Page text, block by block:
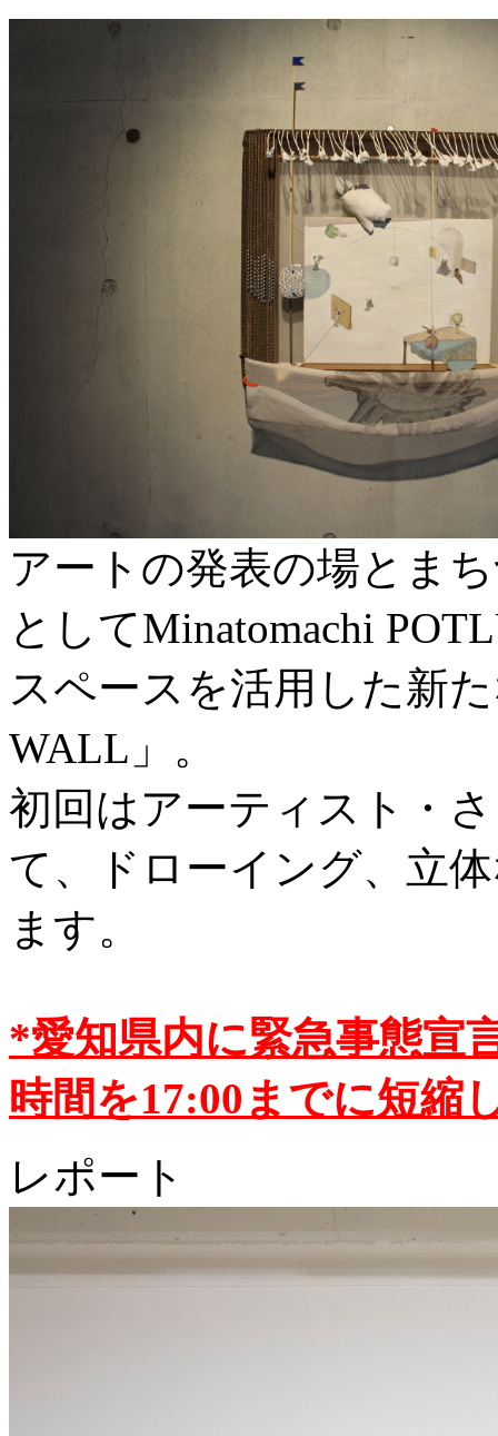
アートの発表の場とま
としてMinatomachi
スペースを活用した新
WALL」。
初回はアーティスト・
て、ドローイング、立
ます。
*愛知県内に緊急事態宣
時間を17:00までに短縮
レポート